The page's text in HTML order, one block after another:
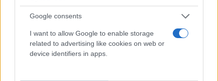
Google consents
I want to allow Google to enable storage
related to advertising like cookies on web or
device identifiers in apps.